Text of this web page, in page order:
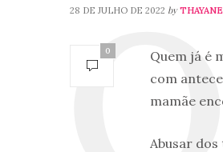
28 DE JULHO DE 2022 by THAYANE
0
Quem já é
com
mamãe
Abusar